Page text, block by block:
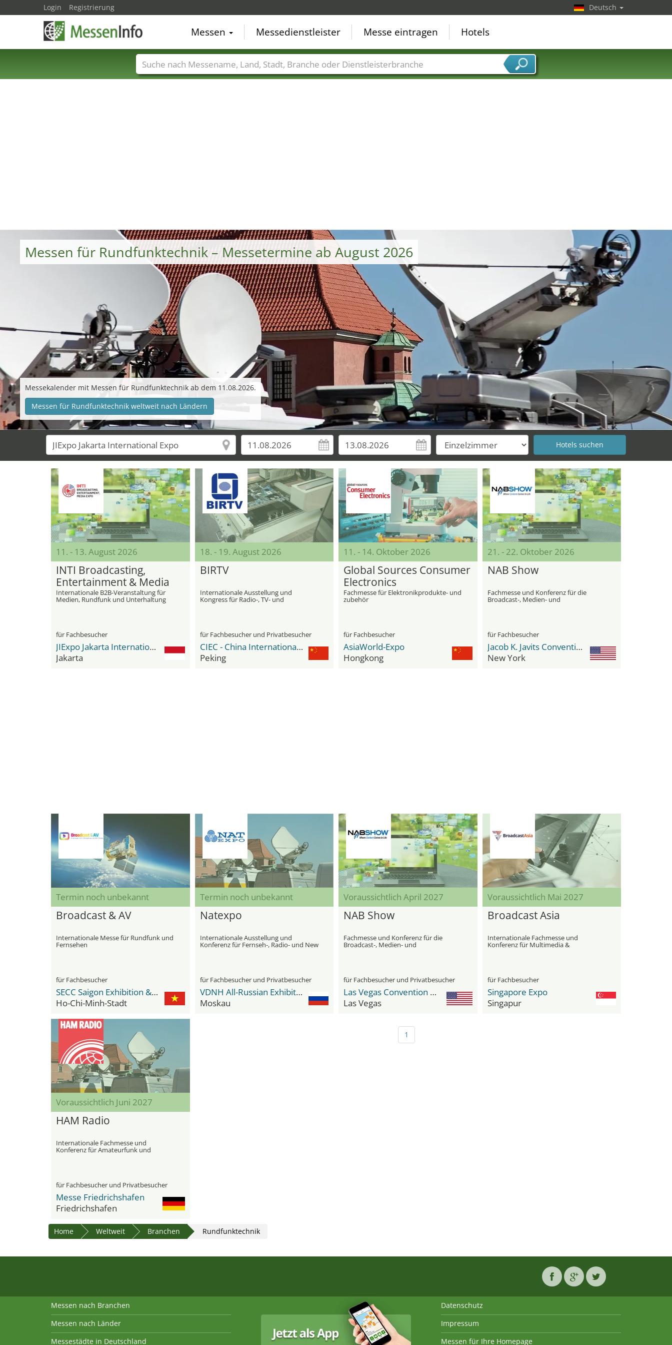
Messen für Rundfunktechnik – Messetermine ab August 2026
Messekalender mit Messen für Rundfunktechnik ab dem 11.08.2026.
Messen für Rundfunktechnik weltweit nach Ländern
11. - 13. August 2026
INTI Broadcasting,
Entertainment & Media
Expo & Summit
Internationale B2B-Veranstaltung für
Medien, Rundfunk und Unterhaltung
für Fachbesucher
JIExpo Jakarta International Expo
Jakarta
18. - 19. August 2026
BIRTV
Internationale Ausstellung und
Kongress für Radio-, TV- und
Filmequipment
für Fachbesucher und Privatbesucher
CIEC - China International Exhibition Center
Peking
11. - 14. Oktober 2026
Global Sources Consumer
Electronics
Fachmesse für Elektronikprodukte- und
zubehör
für Fachbesucher
AsiaWorld-Expo
Hongkong
21. - 22. Oktober 2026
NAB Show
Fachmesse und Konferenz für die
Broadcast-, Medien- und
für Fachbesucher
Jacob K. Javits Convention Center
New York
Termin noch unbekannt
Broadcast & AV
Internationale Messe für Rundfunk und
Fernsehen
für Fachbesucher
SECC Saigon Exhibition & Convention Center
Ho-Chi-Minh-Stadt
Termin noch unbekannt
Natexpo
Internationale Ausstellung und
Konferenz für Fernseh-, Radio- und New
für Fachbesucher und Privatbesucher
VDNH All-Russian Exhibition Center
Moskau
Voraussichtlich April 2027
NAB Show
Fachmesse und Konferenz für die
Broadcast-, Medien- und
für Fachbesucher und Privatbesucher
Las Vegas Convention Center (LVCC)
Las Vegas
Voraussichtlich Mai 2027
Broadcast Asia
Internationale Fachmesse und
Konferenz für Multimedia &
für Fachbesucher
Singapore Expo
Singapur
Voraussichtlich Juni 2027
HAM Radio
Internationale Fachmesse und
Konferenz für Amateurfunk und
für Fachbesucher und Privatbesucher
Messe Friedrichshafen
Friedrichshafen
1
Home Weltweit Branchen Rundfunktechnik
Login Registrierung Deutsch
Messen Messedienstleister Messe eintragen Hotels
Messenamen Länder Städte Branchen Dienstleisterbranchen
Messen nach Branchen
Messen nach Länder
Messestädte in Deutschland
Datenschutz
Impressum
Messen für Ihre Homepage